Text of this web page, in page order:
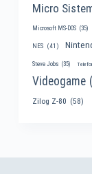
Micro
Microsoft MS-DOS (35)
NES (41)
Steve Jobs (35)
Videogame
Zilog Z-80 (58)